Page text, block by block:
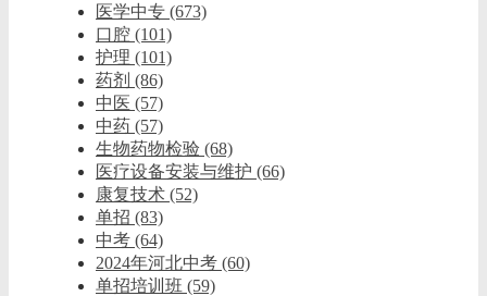
医学中专 (673)
口腔 (101)
护理 (101)
药剂 (86)
中医 (57)
中药 (57)
生物药物检验 (68)
医疗设备安装与维护 (66)
康复技术 (52)
单招 (83)
中考 (64)
2024年河北中考 (60)
单招培训班 (59)